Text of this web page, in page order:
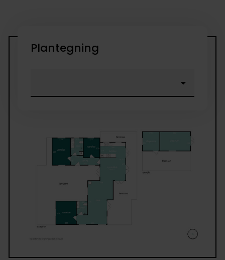
Plantegning